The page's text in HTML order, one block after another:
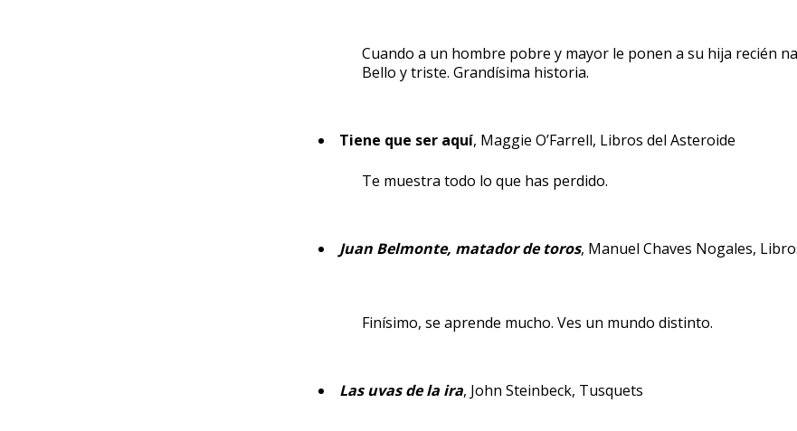
Cuando a un hombre pobre y mayor le ponen a su hija recién
Bello y triste. Grandísima historia.
Tiene que ser aquí, Maggie O’Farrell, Libros del Asteroide
Te muestra todo lo que has perdido.
Juan Belmonte, matador de toros, Manuel Chaves Nogales,
Finísimo, se aprende mucho. Ves un mundo distinto.
Las uvas de la ira, John Steinbeck, Tusquets